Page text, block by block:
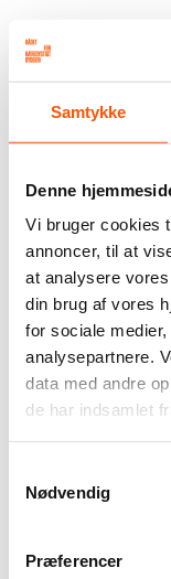
Samtykke
Denne
Vi bruger cookies
annoncer, til at
at analysere
din brug af vores
for sociale
analysepartnere.
data med andre
de har indsamlet
Nødvendig
Præferencer